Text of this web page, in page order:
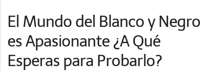
El Mundo del Blanco y Negro
es Apasionante ¿A Qué
Esperas para Probarlo?